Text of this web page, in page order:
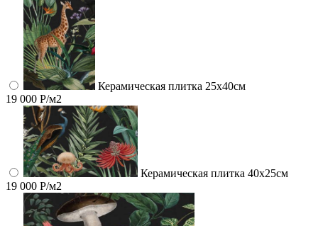
Керамическая плитка 25х40см
19 000 Р/м2
Керамическая плитка 40х25см
19 000 Р/м2